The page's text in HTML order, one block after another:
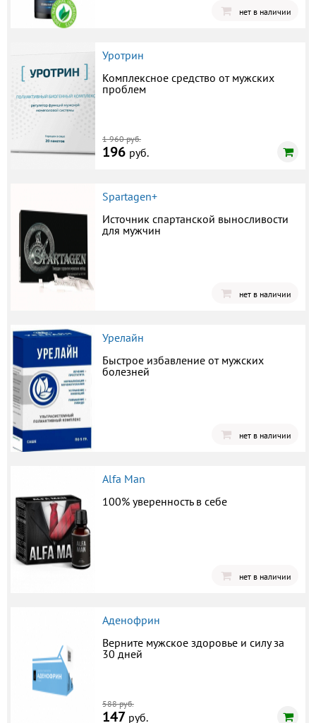
нет в наличии
Уротрин
Комплексное средство от мужских
проблем
1 960 руб.
196 руб.
Spartagen+
Источник спартанской выносливости
для мужчин
нет в наличии
Урелайн
Быстрое избавление от мужских
болезней
нет в наличии
Alfa Man
100% уверенность в себе
нет в наличии
Аденофрин
Верните мужское здоровье и силу за
30 дней
588 руб.
147 руб.